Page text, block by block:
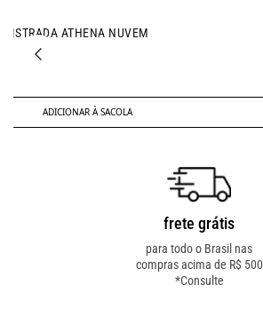
- 12% OFF
SAIA CROPPED CREATIVE CHA VERDE
R$ 427,00
frete grátis
para todo o Brasil nas
compras acima de R$ 500
*Consulte